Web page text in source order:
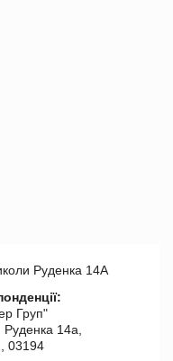
Руденка 14А
Груп"
14а,
03194